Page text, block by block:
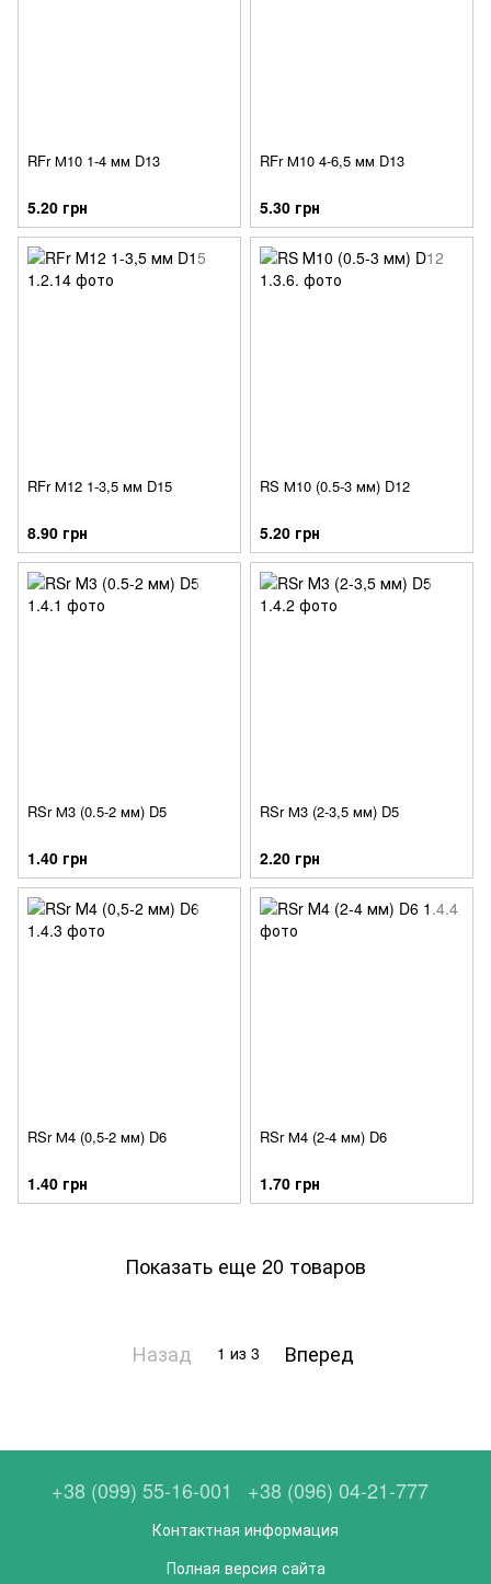
RFr М10 1-4 мм D13
5.20 грн
RFr М10 4-6,5 мм D13
5.30 грн
RFr М12 1-3,5 мм D15
8.90 грн
RS М10 (0.5-3 мм) D12
5.20 грн
RSr М3 (0.5-2 мм) D5
1.40 грн
RSr М3 (2-3,5 мм) D5
2.20 грн
RSr М4 (0,5-2 мм) D6
1.40 грн
RSr М4 (2-4 мм) D6
1.70 грн
Показать еще 20 товаров
Назад 1 из 3 Вперед
+38 (099) 55-16-001 +38 (096) 04-21-777
Контактная информация
Полная версия сайта